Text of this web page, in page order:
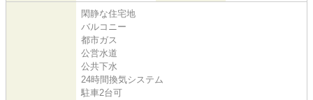
閑静な住宅地
バルコニー
都市ガス
公営水道
公共下水
24時間換気システム
駐車2台可